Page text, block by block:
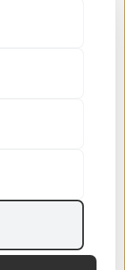
con joyas,